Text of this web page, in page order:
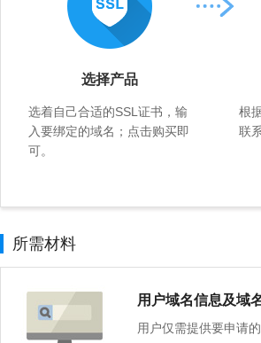
选择产品
选着自己合适的SSL证书，输
入要绑定的域名；点击购买即
可。
根
联
所需材料
用户域名信息及域
用户仅需提供要申请